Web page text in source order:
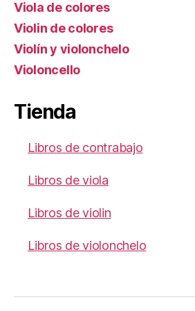
Viola de colores
Violin de colores
Violín y violonchelo
Violoncello
Tienda
Libros de contrabajo
Libros de viola
Libros de violin
Libros de violonchelo